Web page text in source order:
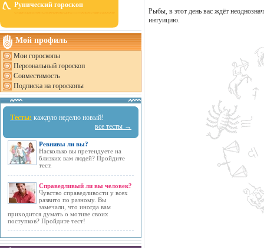
Рунический гороскоп
Мой профиль
Мои гороскопы
Персональный гороскоп
Совместимость
Подписка на гороскопы
Тесты: каждую неделю новый!
все тесты →
Ревнивы ли вы?
Насколько вы претендуете на
близких вам людей? Пройдите
тест.
Справедливый ли вы человек?
Чувство справедливости у всех
развито по разному. Вы
замечали, что иногда вам
приходится думать о мотиве своих
поступков? Пройдите тест!
Рыбы, в этот день вас ждёт
интуицию.